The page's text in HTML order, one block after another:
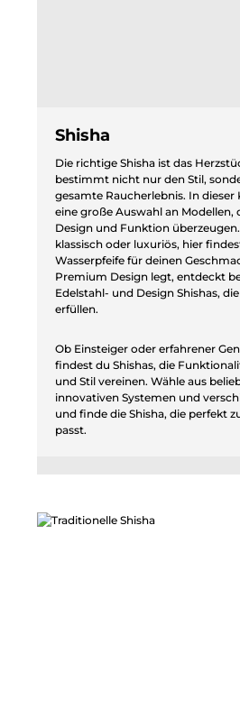
Shisha
Die richtige Shisha ist das
bestimmt nicht nur den Stil,
gesamte Raucherlebnis. In
eine große Auswahl an Modellen,
Design und Funktion
klassisch oder luxuriös, hier
Wasserpfeife für deinen
Premium Design legt, entdeckt
Edelstahl- und Design Shishas,
erfüllen.
Ob Einsteiger oder erfahrener
findest du Shishas, die
und Stil vereinen. Wähle aus
innovativen Systemen und
und finde die Shisha, die perfekt
passt.